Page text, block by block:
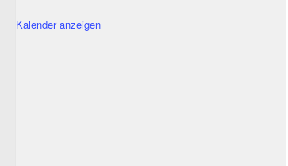
Kalender anzeigen